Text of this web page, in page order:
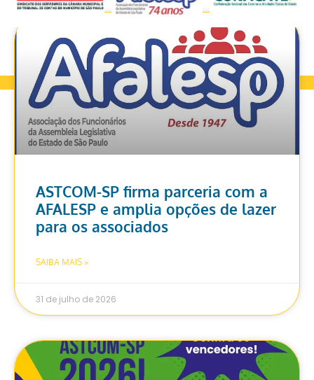
ASTCOM-SP firma parceria com a
AFALESP e amplia opções de lazer
para os associados
SAIBA MAIS »
31 de julho de 2026